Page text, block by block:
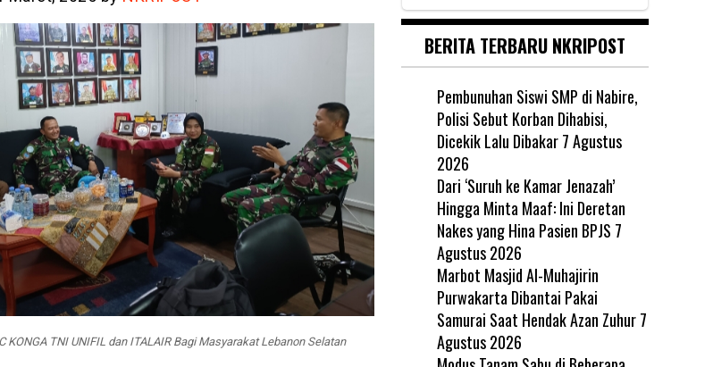
KONGA TNI UNIFIL dan ITALAIR Bagi Masyarakat Lebanon Selatan
BERITA TERBARU NKRIPOST
Pembunuhan Siswi SMP di Nabire,
Polisi Sebut Korban Dihabisi,
Dicekik Lalu Dibakar 7 Agustus
2026
Dari ‘Suruh ke Kamar Jenazah’
Hingga Minta Maaf: Ini Deretan
Nakes yang Hina Pasien BPJS 7
Agustus 2026
Marbot Masjid Al-Muhajirin
Purwakarta Dibantai Pakai
Samurai Saat Hendak Azan Zuhur 7
Agustus 2026